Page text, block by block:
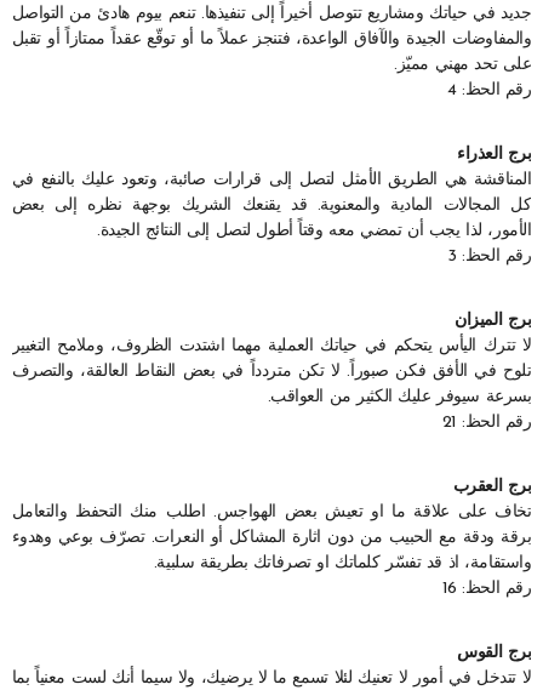
جديد في حياتك ومشاريع تتوصل أخيراً إلى تنفيذها. تنعم بيوم هادئ من التواصل
والمفاوضات الجيدة والآفاق الواعدة، فتنجز عملاً ما أو توقّع عقداً ممتازاً أو تقبل
على تحد مهني مميّز.
رقم الحظ: 4
برج العذراء
المناقشة هي الطريق الأمثل لتصل إلى قرارات صائبة، وتعود عليك بالنفع في
كل المجالات المادية والمعنوية. قد يقنعك الشريك بوجهة نظره إلى بعض
الأمور، لذا يجب أن تمضي معه وقتاً أطول لتصل إلى النتائج الجيدة.
رقم الحظ: 3
برج الميزان
لا تترك اليأس يتحكم في حياتك العملية مهما اشتدت الظروف، وملامح التغيير
تلوح في الأفق فكن صبوراً. لا تكن متردداً في بعض النقاط العالقة، والتصرف
بسرعة سيوفر عليك الكثير من العواقب.
رقم الحظ: 21
برج العقرب
تخاف على علاقة ما او تعيش بعض الهواجس. اطلب منك التحفظ والتعامل
برقة ودقة مع الحبيب من دون اثارة المشاكل أو النعرات. تصرّف بوعي وهدوء
واستقامة، اذ قد تفسّر كلماتك او تصرفاتك بطريقة سلبية.
رقم الحظ: 16
برج القوس
لا تتدخل في أمور لا تعنيك لئلا تسمع ما لا يرضيك، ولا سيما أنك لست معنياً بما